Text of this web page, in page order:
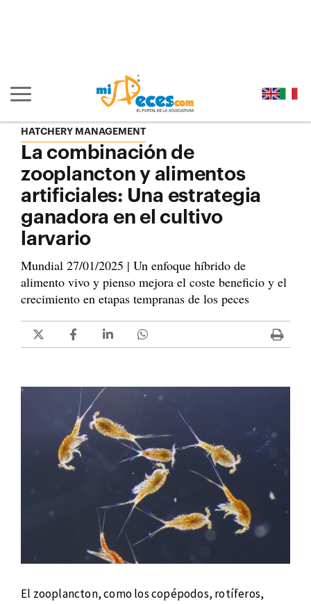
Mostrar/ocultar navegación principal
HATCHERY MANAGEMENT
La combinación de
zooplancton y alimentos
artificiales: Una estrategia
ganadora en el cultivo
larvario
Mundial 27/01/2025 | Un enfoque híbrido de
alimento vivo y pienso mejora el coste beneficio y el
crecimiento en etapas tempranas de los peces
El zooplancton, como los copépodos, rotíferos,